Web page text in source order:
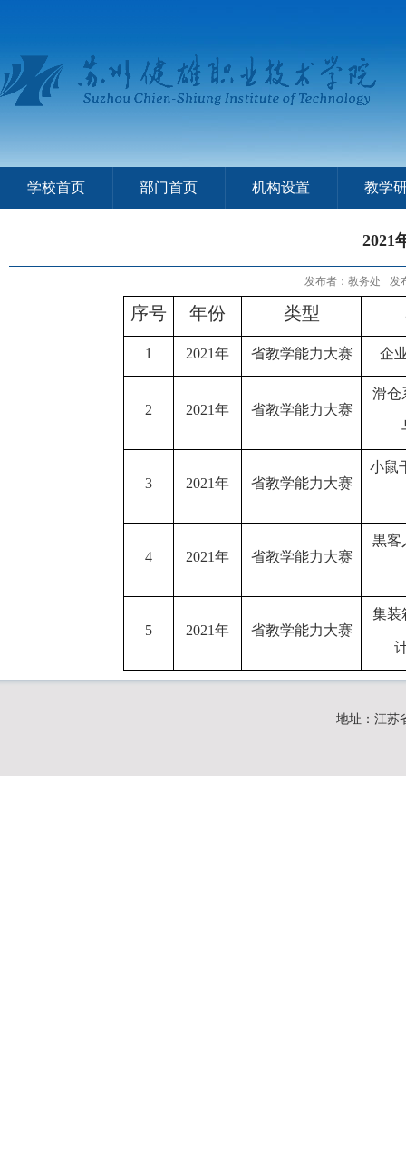
学校首页 部门首页 机构设置 教学
2021
发布者：教务处 发
序号 年份 类型
1 2021年 省教学能力大赛 企
2 2021年 省教学能力大赛
滑仓
3 2021年 省教学能力大赛
小鼠
4 2021年 省教学能力大赛
黒客
5 2021年 省教学能力大赛
集装
地址：江苏